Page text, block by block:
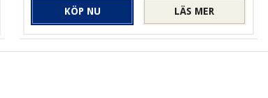
LÄS MER
KÖP NU